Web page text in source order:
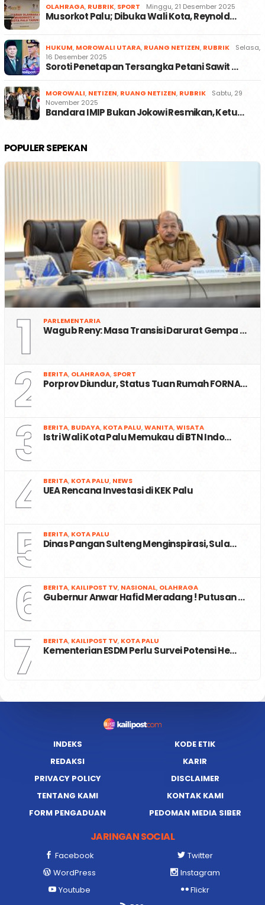
OLAHRAGA, RUBRIK, SPORT Minggu, 21 Desember 2025
Musorkot Palu; Dibuka Wali Kota, Reynold…
HUKUM, MOROWALI UTARA, RUANG NETIZEN, RUBRIK
Selasa,
16 Desember 2025
Soroti Penetapan Tersangka Petani Sawit …
MOROWALI, NETIZEN, RUANG NETIZEN, RUBRIK
Sabtu, 29
November 2025
Bandara IMIP Bukan Jokowi Resmikan, Ketu…
POPULER SEPEKAN
1 PARLEMENTARIA
Wagub Reny: Masa Transisi Darurat Gempa …
2 BERITA, OLAHRAGA, SPORT
Porprov Diundur, Status Tuan Rumah FORNA…
3 BERITA, BUDAYA, KOTA PALU,WANITA,WISATA
Istri Wali Kota Palu Memukau di BTN Indo…
4 BERITA, KOTA PALU, NEWS
UEA Rencana Investasi di KEK Palu
5 BERITA, KOTA PALU
Dinas Pangan Sulteng Menginspirasi, Sula…
6 BERITA, KAILIPOST TV, NASIONAL, OLAHRAGA
Gubernur Anwar Hafid Meradang ! Putusan …
7 BERITA, KAILIPOST TV, KOTA PALU
Kementerian ESDM Perlu Survei Potensi He…
INDEKS
KODE ETIK
REDAKSI
KARIR
PRIVACY POLICY
DISCLAIMER
TENTANG KAMI
KONTAK KAMI
FORM PENGADUAN
PEDOMAN MEDIA SIBER
JARINGAN SOCIAL
Facebook
Twitter
WordPress
Instagram
Youtube
Flickr